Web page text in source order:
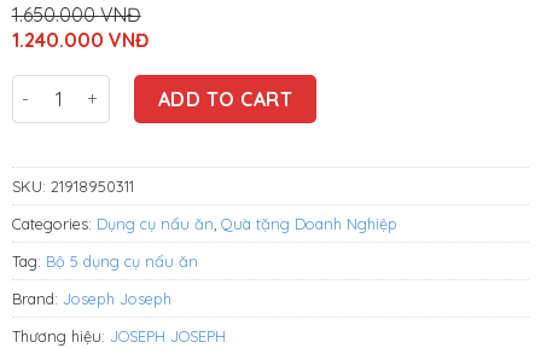
1.650.000VNĐ
Original
price
was:
1.650.000
1.240.000 VNĐ
price
is:
1.240.000
Bộ 5 dụng cụ nấu ăn Joseph Joseph Nest Steel quantity
ADD TO CART
SKU: 21918950311
Categories: Dụng cụ nấu ăn, Quà tặng Doanh Nghiệp
Tag: Bộ 5 dụng cụ nấu ăn
Brand: Joseph Joseph
Thương hiệu: JOSEPH JOSEPH